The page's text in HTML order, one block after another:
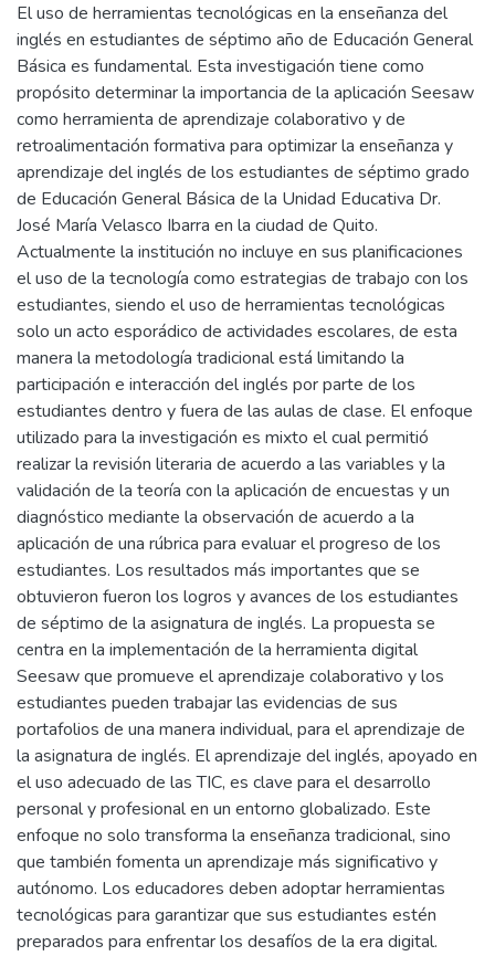
El uso de herramientas tecnológicas en la enseñanza del
inglés en estudiantes de séptimo año de Educación General
Básica es fundamental. Esta investigación tiene como
propósito determinar la importancia de la aplicación Seesaw
como herramienta de aprendizaje colaborativo y de
retroalimentación formativa para optimizar la enseñanza y
aprendizaje del inglés de los estudiantes de séptimo grado
de Educación General Básica de la Unidad Educativa Dr.
José María Velasco Ibarra en la ciudad de Quito.
Actualmente la institución no incluye en sus planificaciones
el uso de la tecnología como estrategias de trabajo con los
estudiantes, siendo el uso de herramientas tecnológicas
solo un acto esporádico de actividades escolares, de esta
manera la metodología tradicional está limitando la
participación e interacción del inglés por parte de los
estudiantes dentro y fuera de las aulas de clase. El enfoque
utilizado para la investigación es mixto el cual permitió
realizar la revisión literaria de acuerdo a las variables y la
validación de la teoría con la aplicación de encuestas y un
diagnóstico mediante la observación de acuerdo a la
aplicación de una rúbrica para evaluar el progreso de los
estudiantes. Los resultados más importantes que se
obtuvieron fueron los logros y avances de los estudiantes
de séptimo de la asignatura de inglés. La propuesta se
centra en la implementación de la herramienta digital
Seesaw que promueve el aprendizaje colaborativo y los
estudiantes pueden trabajar las evidencias de sus
portafolios de una manera individual, para el aprendizaje de
la asignatura de inglés. El aprendizaje del inglés, apoyado en
el uso adecuado de las TIC, es clave para el desarrollo
personal y profesional en un entorno globalizado. Este
enfoque no solo transforma la enseñanza tradicional, sino
que también fomenta un aprendizaje más significativo y
autónomo. Los educadores deben adoptar herramientas
tecnológicas para garantizar que sus estudiantes estén
preparados para enfrentar los desafíos de la era digital.